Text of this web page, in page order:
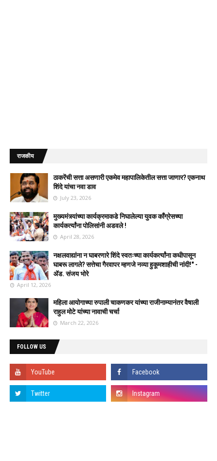
राजकीय
ठाकरेंची सत्ता असणारी एकमेव महापालिकेतील सत्ता जाणार? एकनाथ
शिंदे यांचा नवा डाव
July 23, 2026
मुख्यमंत्र्यांच्या कार्यक्रमाकडे निघालेल्या युवक काँग्रेसच्या
कार्यकर्त्यांना पोलिसांनी अडवले !
April 28, 2026
नक्षलवाद्यांना न घाबरणारे शिंदे स्वतःच्या कार्यकर्त्यांना कधीपासून
घाबरू लागले? सत्तेचा गैरवापर म्हणजे नव्या हुकूमशाहीची नांदी!" -
ॲड. संजय भोरे
April 12, 2026
महिला आयोगाच्या रुपाली चाकणकर यांच्या राजीनाम्यानंतर वैषाली
राहुल मोटे यांच्या नावाची चर्चा
March 22, 2026
FOLLOW US